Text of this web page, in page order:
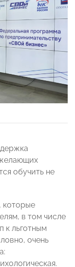
обучить не
которые
в том числе
к льготным
очень